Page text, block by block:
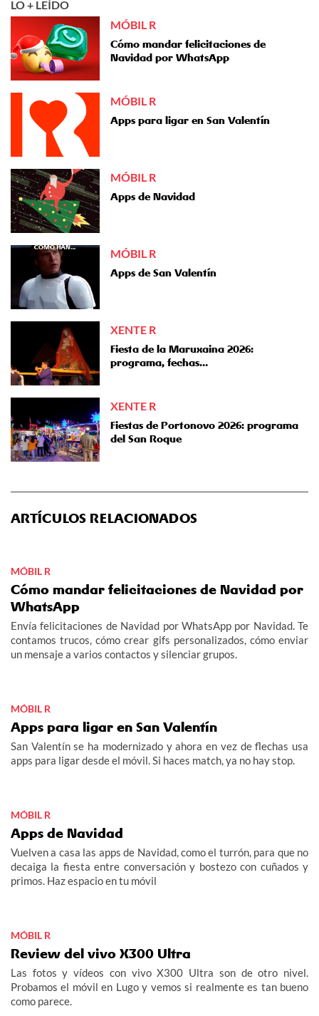
LO + LEÍDO
MÓBIL R
Cómo mandar felicitaciones de
Navidad por WhatsApp
MÓBIL R
Apps para ligar en San Valentín
MÓBIL R
Apps de Navidad
MÓBIL R
Apps de San Valentín
XENTE R
Fiesta de la Maruxaina 2026:
programa, fechas…
XENTE R
Fiestas de Portonovo 2026: programa
del San Roque
ARTÍCULOS RELACIONADOS
MÓBIL R
Cómo mandar felicitaciones de Navidad por
WhatsApp
Envía felicitaciones de Navidad por WhatsApp por Navidad. Te
contamos trucos, cómo crear gifs personalizados, cómo enviar
un mensaje a varios contactos y silenciar grupos.
MÓBIL R
Apps para ligar en San Valentín
San Valentín se ha modernizado y ahora en vez de flechas usa
apps para ligar desde el móvil. Si haces match, ya no hay stop.
MÓBIL R
Apps de Navidad
Vuelven a casa las apps de Navidad, como el turrón, para que no
decaiga la fiesta entre conversación y bostezo con cuñados y
primos. Haz espacio en tu móvil
MÓBIL R
Review del vivo X300 Ultra
Las fotos y vídeos con vivo X300 Ultra son de otro nivel.
Probamos el móvil en Lugo y vemos si realmente es tan bueno
como parece.